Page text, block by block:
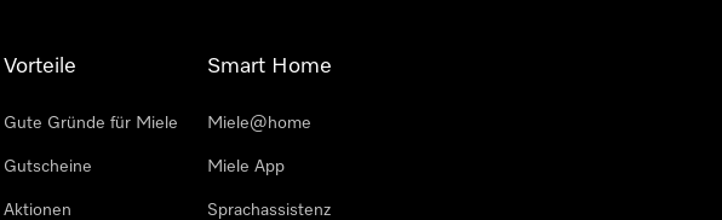
Vorteile
Gute Gründe für Miele
Gutscheine
Aktionen
Smart Home
Miele@home
Miele App
Sprachassistenz